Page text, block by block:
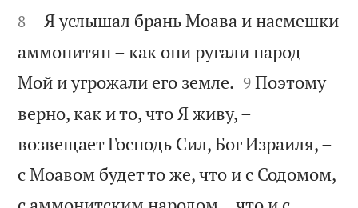


8 – Я услышал брань Моава и насмешки
аммонитян – как они ругали народ
Мой и угрожали его земле. 

9 Поэтому
верно, как и то, что Я живу, –
возвещает Господь Сил, Бог Израиля, –
с Моавом будет то же, что и с Содомом,